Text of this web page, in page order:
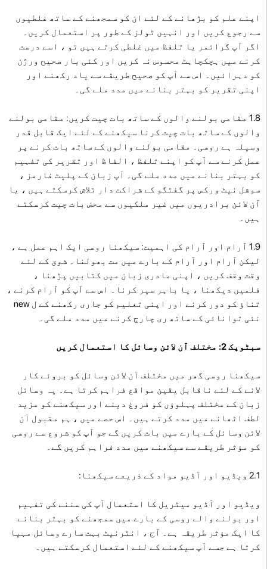
اپنے علم کو بڑھانے کے لئے ان کو سمجھنے کے ساتھ غلطیوں
سے رجوع کریں اور انہیں ٹولز کے طور پر استعمال کریں۔
اگر آپ گرائمر یا تلفظ میں غلطی کرتے ہیں تو ، اسے درست
کرنے میں ہچکچاہٹ محسوس نہ کریں اور کئی بار صحیح ورژن
کو دہرائیں۔ اس سے آپ کو صحیح طریقے سے یاد رکھنے اور
اپنی تقریر کو بہتر بنانے میں مدد ملے گی۔
1.8 مقامی بولنے والوں کے ساتھ بات چیت کریں: مقامی بولنے
والوں کے ساتھ بات چیت کرنا سیکھنے کے لئے ایک قابل قدر
وسیلہ ہے روسی۔ مقامی بولنے والوں کے ساتھ بات کرنے پر
عمل کرنے سے آپ کو اپنے تلفظ ، الفاظ اور تقریر کی تفہیم
کو بہتر بنانے میں مدد ملے گی۔ آپ زبان کے پلیٹ فارمز ،
سوشل نیٹ ورکس پر گفتگو کے شراکت دار تلاش کرسکتے ہیں ، یا
آن لائن برادریوں میں غیر ملکیوں سے محض بات چیت کرسکتے
ہیں۔
1.9 آرام اور آرام کی اہمیت: سیکھنا روسی ایک اہم عمل ہے ،
لیکن آرام اور آرام کے بارے میں مت بھولنا۔ شوق کے لئے
وقت وقف کریں ، اپنی مادری زبان میں کتابیں پڑھنا ،
فلمیں دیکھنا ، یا باہر سیر کرنا۔ اس سے آپ کو آرام کرنے ،
تناؤ کو دور کرنے اور اپنی تعلیم کو جاری رکھنے کے ل new
نئی توانائی کے ساتھ ری چارج کرنے میں مدد ملے گی۔
سبٹوپک 2: مختلف آن لائن وسائل کا استعمال کریں
سیکھنا روسی گھر میں مختلف آن لائن وسائل کو بروئے کار
لانے کے لئے ناقابل یقین مواقع فراہم کرتا ہے۔ یہ وسائل
زبان کے مختلف پہلوؤں کو فروغ دینے اور سیکھنے کو مزید
لطف اٹھانے میں مدد کرتے ہیں۔ اس حصے میں ، ہم مقبول آن
لائن وسائل کے بارے میں بات کریں گے جو آپ کو شروع سے روسی
کو مؤثر طریقے سے سیکھنے میں مدد فراہم کریں گے۔
2.1 ویڈیو اور آڈیو مواد کے ذریعے سیکھنا:
ویڈیو اور آڈیو میٹریل کا استعمال آپ کی سننے کی تفہیم
اور بولنے والے روسی کے بارے میں سمجھنے کو بہتر بنانے
کا ایک مؤثر طریقہ ہے۔ آج ، انٹرنیٹ بہت سارے وسائل مہیا
کرتا ہے جسے آپ سیکھنے کے لئے استعمال کرسکتے ہیں۔